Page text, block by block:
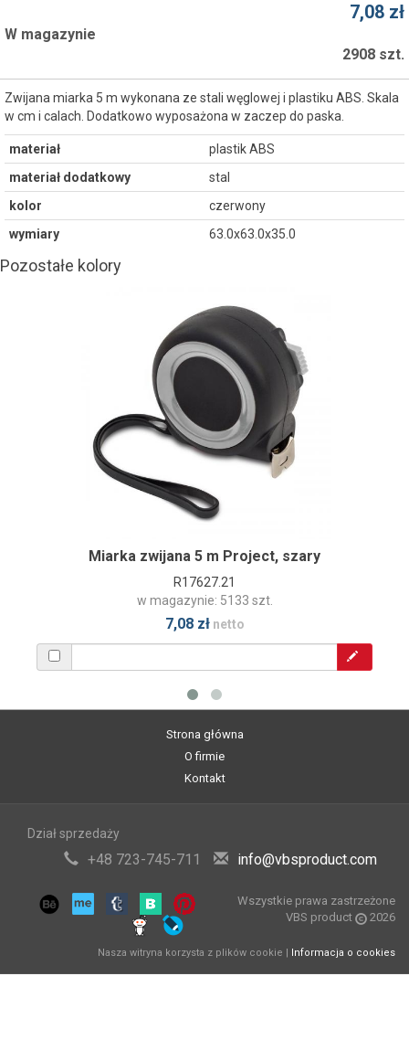
7,08 zł
W magazynie
2908 szt.
Zwijana miarka 5 m wykonana ze stali węglowej i plastiku ABS. Skala
w cm i calach. Dodatkowo wyposażona w zaczep do paska.
materiał
plastik ABS
materiał dodatkowy
stal
kolor
czerwony
wymiary
63.0x63.0x35.0
Pozostałe kolory
Miarka zwijana 5 m Project, szary
R17627.21
w magazynie: 5133 szt.
7,08 złnetto
Strona główna
O firmie
Kontakt
Dział sprzedaży
+48 723-745-711 info@vbsproduct.com
Wszystkie prawa zastrzeżone
VBS product
2026
Nasza witryna korzysta z plików cookie | Informacja o cookies